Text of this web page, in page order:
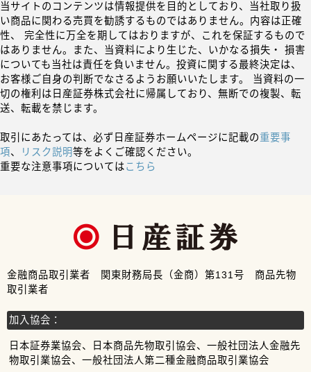
当サイトのコンテンツは情報提供を目的としており、当社取り扱
い商品に関わる売買を勧誘するものではありません。内容は正確
性、 完全性に万全を期してはおりますが、これを保証するもので
はありません。また、当資料により生じた、いかなる損失・ 損害
についても当社は責任を負いません。投資に関する最終決定は、
お客様ご自身の判断でなさるようお願いいたします。 当資料の一
切の権利は日産証券株式会社に帰属しており、無断での複製、転
送、転載を禁じます。
取引にあたっては、必ず日産証券ホームページに記載の重要事
項、 リスク説明等をよくご確認ください。
重要な注意事項についてはこちら
金融商品取引業者 関東財務局長（金商）第131号 商品先物
取引業者
加入協会：
日本証券業協会、日本商品先物取引協会、一般社団法人金融先
物取引業協会、一般社団法人第二種金融商品取引業協会